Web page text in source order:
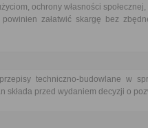
ochrony własności
powinien załatwić skargę bez
techniczno-budowlane w
składa przed wydaniem decyzji o